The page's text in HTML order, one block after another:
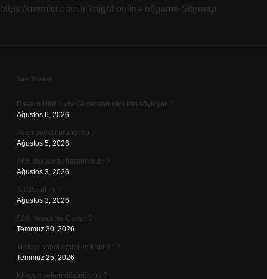
https://memici.com.tr knight online nttgame Sitemap
Sidebar
Son Yazılar
Davaro filmi Buda Geçer şarkısını kim söylüyor ?
Ağustos 6, 2026
Aven boykot ürünü mü ?
Ağustos 5, 2026
Altın saklamak haram mıdır ?
Ağustos 3, 2026
A3 35-50 mi ?
Ağustos 3, 2026
620 Hesap Ne Çalışır ?
Temmuz 30, 2026
Trakea hangi epitel ile kaplıdır ?
Temmuz 25, 2026
Kimyon şekeri düşürür mü ?